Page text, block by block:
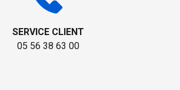
SERVICE CLIENT
05 56 38 63 00